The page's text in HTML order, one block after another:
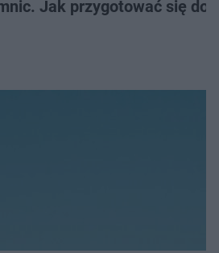
Jak przygotować się do